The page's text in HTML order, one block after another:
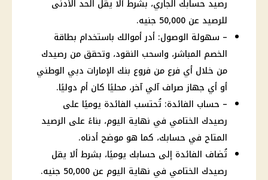
رصيد حسابك الجاري، بشرط ألا يقل الحد الأدنى
للرصيد عن 50,000 جنيه.
– سهولة الوصول: أدر أموالك باستخدام بطاقة
الخصم المباشر، واسحب النقود، وتحقق من رصيدك
من خلال أي فرع من فروع بنك الإمارات دبي الوطني
أو أي جهاز صراف آلي آخر، محليًا كان أم دوليًا.
– حساب الفائدة: تُحتسب الفائدة يوميًا على
رصيدك الختامي في نهاية اليوم، بناءً على الرصيد
المتاح في حسابك، كما هو موضح أدناه.
تُضاف الفائدة إلى حسابك يوميًا، بشرط ألا يقل
رصيدك الختامي في نهاية اليوم عن 50,000 جنيه.